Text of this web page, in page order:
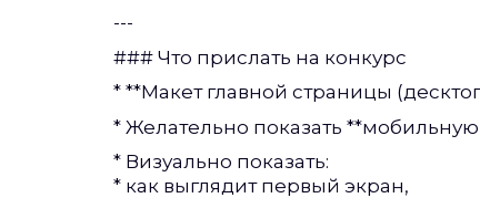
---
### Что прислать на конкурс
* **Макет главной страницы
* Желательно показать
* Визуально показать:
* как выглядит первый экран,